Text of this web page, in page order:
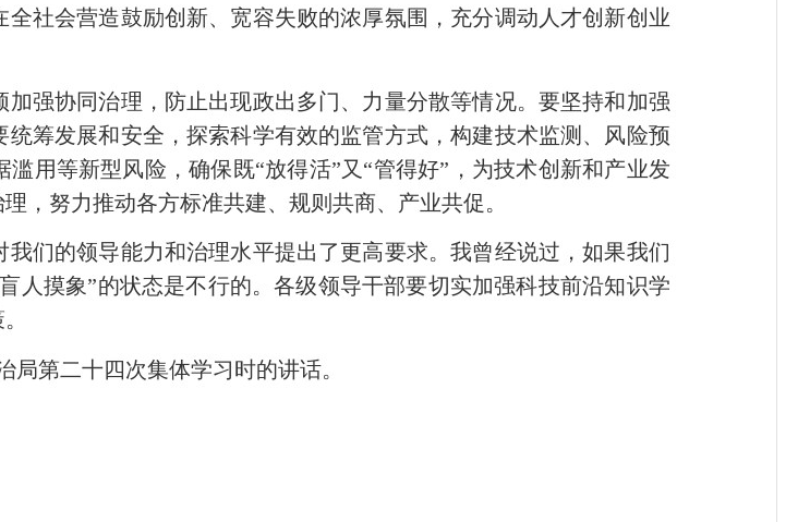
社会营造鼓励创新、宽容失败的浓厚氛围，充分调动人才创新创业
强协同治理，防止出现政出多门、力量分散等情况。要坚持和加强
筹发展和安全，探索科学有效的监管方式，构建技术监测、风险预
用等新型风险，确保既“放得活”又“管得好”，为技术创新和产业发
，努力推动各方标准共建、规则共商、产业共促。
的领导能力和治理水平提出了更高要求。我曾经说过，如果我们
人摸象”的状态是不行的。各级领导干部要切实加强科技前沿知识学
第二十四次集体学习时的讲话。